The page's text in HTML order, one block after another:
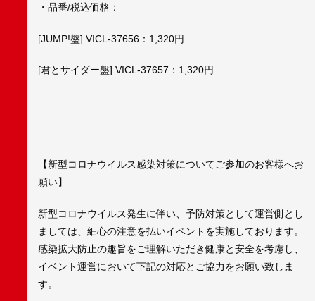
・品番/税込価格：
[JUMP!盤] VICL-37656：1,320円
[君とサイダー盤] VICL-37657：1,320円
【新型コロナウイルス感染対策についてご参加のお客様へお
願い】
新型コロナウイルス発生に伴い、予防対策として運営側とし
ましては、細心の注意を払いイベントを実施しております。
感染拡大防止の趣旨をご理解いただき健康と安全を考慮し、
イベント運営において下記の対応とご協力をお願い致しま
す。